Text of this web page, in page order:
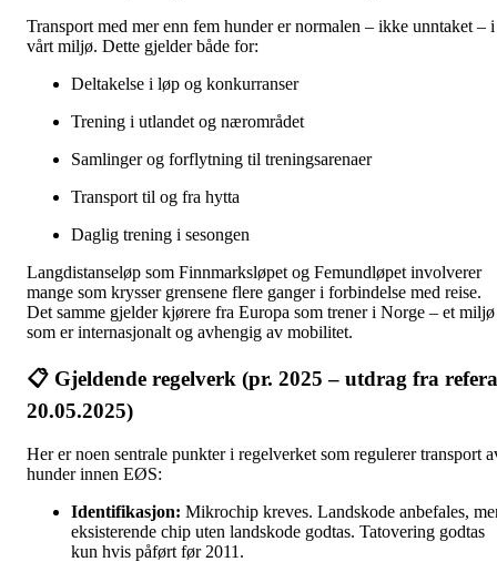
Transport med mer enn fem hunder er normalen – ikke unntaket – i
vårt miljø. Dette gjelder både for:
Deltakelse i løp og konkurranser
Trening i utlandet og nærområdet
Samlinger og forflytning til treningsarenaer
Transport til og fra hytta
Daglig trening i sesongen
Langdistanseløp som Finnmarksløpet og Femundløpet involverer
mange som krysser grensene flere ganger i forbindelse med reise.
Det samme gjelder kjørere fra Europa som trener i Norge – et miljø
som er internasjonalt og avhengig av mobilitet.
📋 Gjeldende regelverk (pr. 2025 – utdrag fra
20.05.2025)
Her er noen sentrale punkter i regelverket som regulerer transport
hunder innen EØS:
Identifikasjon: Mikrochip kreves. Landskode anbefales,
eksisterende chip uten landskode godtas. Tatovering godtas
kun hvis påført før 2011.